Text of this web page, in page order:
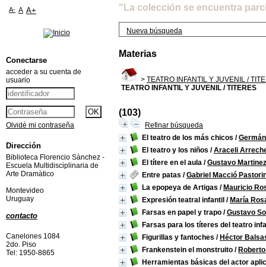
"La colección se encuentra
Nueva búsqueda
Materias
> TEATRO INFANTIL Y JUVENIL /
TEATRO INFANTIL Y JUVENIL / TITERES
(103)
Refinar búsqueda
El teatro de los más chicos /
El teatro y los niños /Araceli
El títere en el aula /Gustavo Martinez
Entre patas /Gabriel Macció
La epopeya de Artigas / Mauricio
Expresión teatral infantil / María
Farsas en papel y trapo /Gustavo
Farsas para los títeres del teatro
Figurillas y fantoches / Héctor
Frankenstein el monstruito /
Herramientas básicas del actor
A- A A+
Conectarse
acceder a su cuenta de
usuario
Olvidé mi contraseña
Dirección
Biblioteca Florencio Sànchez -
Escuela Multidisciplinaria de
Arte Dramàtico
Montevideo
Uruguay
contacto
Canelones 1084
2do. Piso
Tel: 1950-8865